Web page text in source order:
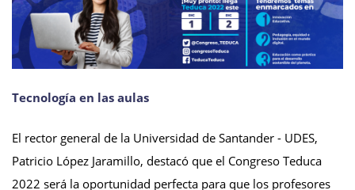
Tecnología en las aulas
El rector general de la Universidad de Santander - UDES,
Patricio López Jaramillo, destacó que el Congreso Teduca
2022 será la oportunidad perfecta para que los profesores